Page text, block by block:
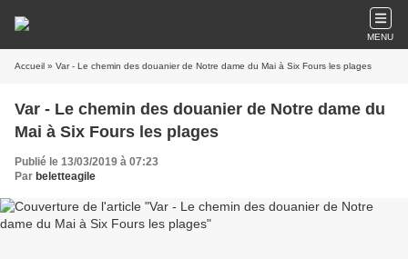
MENU
Accueil » Var - Le chemin des douanier de Notre dame du Mai à Six Fours les plages
Var - Le chemin des douanier de Notre dame du
Mai à Six Fours les plages
Publié le 13/03/2019 à 07:23
Par beletteagile